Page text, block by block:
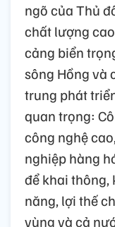
ngõ của Thủ
chất lượng
cảng biển
sông Hồng và
trung phát
quan trọng:
công nghệ
nghiệp hàng
để khai thông,
năng, lợi thế
vùng và cả